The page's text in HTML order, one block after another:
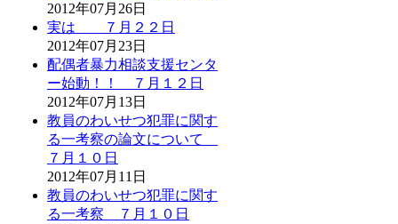
2012年07月26日
実は ７月２２日
2012年07月23日
配偶者暴力相談支援センタ
ー始動！！ ７月１２日
2012年07月13日
教員のわいせつ犯罪に関す
る一考察の論文について
７月１０日
2012年07月11日
教員のわいせつ犯罪に関す
る一考察 ７月１０日